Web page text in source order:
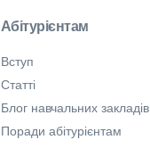
Абітурієнтам
Вступ
Статті
Блог навчальних закладів
Поради абітурієнтам